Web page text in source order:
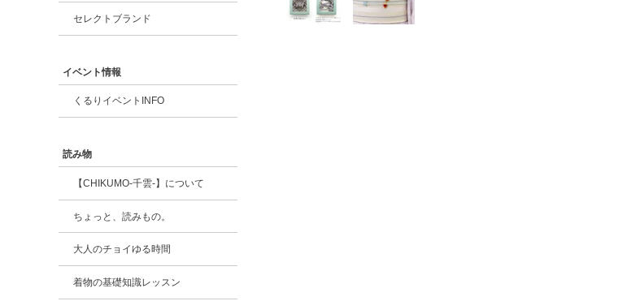
セレクトブランド
イベント情報
くるりイベントINFO
読み物
【CHIKUMO-千雲-】について
ちょっと、読みもの。
大人のチョイゆる時間
着物の基礎知識レッスン